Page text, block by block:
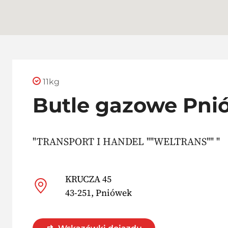
11kg
Butle gazowe
"TRANSPORT I HANDEL ""WELTRANS"" "
KRUCZA 45
43-251, Pniówek